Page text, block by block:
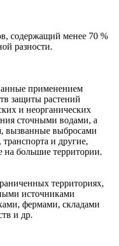
содержащий менее 70 %
разности.
применением
защиты растений
и неорганических
сточными водами, а
вызванные выбросами
и другие,
на большие территории.
территориях,
источниками
фермами, складами
и др.